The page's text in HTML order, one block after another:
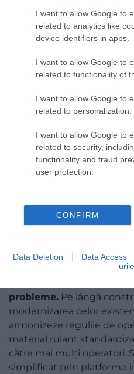
I want to allow Google to
related to analytics like
device identifiers in apps.
I want to allow Google to
related to functionality of
I want to allow Google to
related to personalization.
I want to allow Google to
related to security,
functionality and fraud
user protection.
CONFIRM
Data Deletion Data Access
urile
De ce?Un mozaic de
sisteme de semnalizare
frustrantă, neexistând o
european, iar tarifele
beneficiază de scutiri de
menținând biletele de
probleme. Pe lângă
modernizarea celor
armonizeze regulile de
material rulant
către mai mulți operatori.
simplificat prin platforme